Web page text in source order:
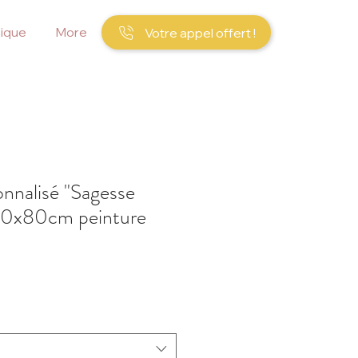
More Votre appel offert !
"Sagesse
peinture